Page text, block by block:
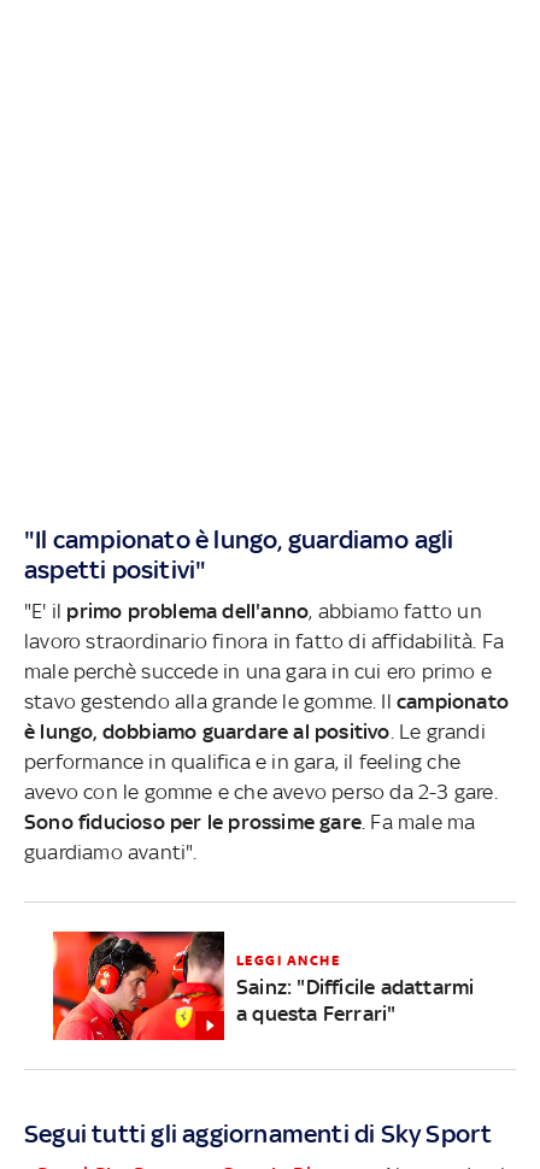
"Il campionato è lungo, guardiamo agli
aspetti positivi"
"E' il primo problema dell'anno, abbiamo fatto un
lavoro straordinario finora in fatto di affidabilità. Fa
male perchè succede in una gara in cui ero primo e
stavo gestendo alla grande le gomme. Il campionato
è lungo, dobbiamo guardare al positivo . Le grandi
performance in qualifica e in gara, il feeling che
avevo con le gomme e che avevo perso da 2-3 gare.
Sono fiducioso per le prossime gare . Fa male ma
guardiamo avanti".
LEGGI ANCHE
Sainz: "Difficile adattarmi
a questa Ferrari"
Segui tutti gli aggiornamenti di Sky Sport